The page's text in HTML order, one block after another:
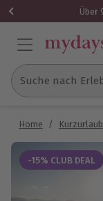
Über
Suche nach
Home / Kurzurlaub
-15% CLUB DEAL